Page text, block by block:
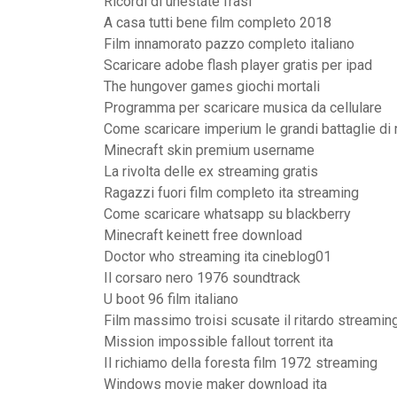
A casa tutti bene film completo 2018
Film innamorato pazzo completo italiano
Scaricare adobe flash player gratis per ipad
The hungover games giochi mortali
Programma per scaricare musica da cellulare
Come scaricare imperium le grandi battaglie di
Minecraft skin premium username
La rivolta delle ex streaming gratis
Ragazzi fuori film completo ita streaming
Come scaricare whatsapp su blackberry
Minecraft keinett free download
Doctor who streaming ita cineblog01
Il corsaro nero 1976 soundtrack
U boot 96 film italiano
Film massimo troisi scusate il ritardo
Mission impossible fallout torrent ita
Il richiamo della foresta film 1972 streaming
Windows movie maker download ita